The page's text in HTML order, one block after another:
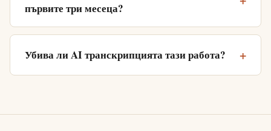
първите три месеца?
Убива ли AI транскрипцията тази работа?